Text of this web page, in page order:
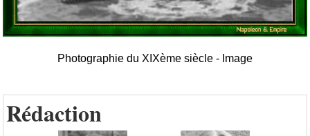
Photographie du XIXème siècle - Image
Rédaction